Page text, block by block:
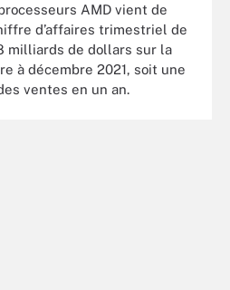
AMD vient de
d’affaires trimestriel de
milliards de dollars sur la
à décembre 2021, soit une
ventes en un an.